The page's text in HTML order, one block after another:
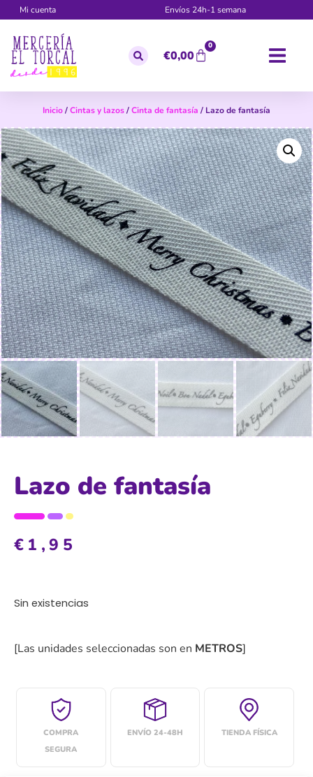
Mi cuenta Envíos 24h-1 semana
€0,00
0
Inicio/Cintas y lazos/Cinta de fantasía / Lazo de fantasía
Lazo de fantasía
€ 1,95
Sin existencias
[Las unidades seleccionadas son en METROS]
COMPRA
SEGURA
ENVÍO 24-48H TIENDA FÍSICA